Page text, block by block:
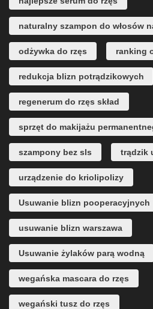
naturalny szampon do włosów
odżywka do rzęs ranking
redukcja blizn potrądzikowych
regenerum do rzęs skład
sprzęt do makijażu
szampony bez sls trądzik
urządzenie do kriolipolizy
Usuwanie blizn pooperacyjnych
usuwanie blizn warszawa
Usuwanie żylaków parą wodną
wegańska mascara do rzęs
wegański tusz do rzęs